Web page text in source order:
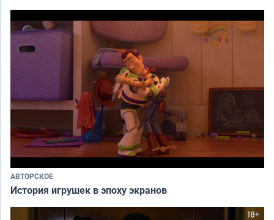
АВТОРСКОЕ
История игрушек в эпоху экранов